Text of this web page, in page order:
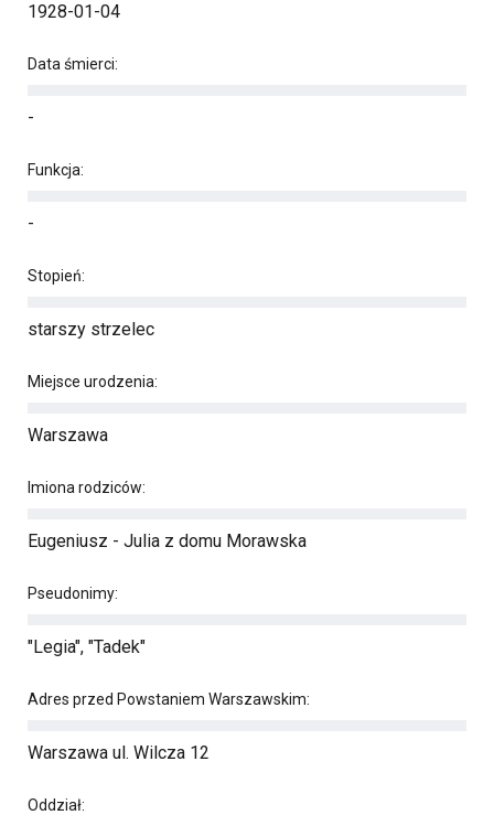
1928-01-04
Data śmierci:
-
Funkcja:
-
Stopień:
starszy strzelec
Miejsce urodzenia:
Warszawa
Imiona rodziców:
Eugeniusz - Julia z domu Morawska
Pseudonimy:
"Legia", "Tadek"
Adres przed Powstaniem Warszawskim:
Warszawa ul. Wilcza 12
Oddział: